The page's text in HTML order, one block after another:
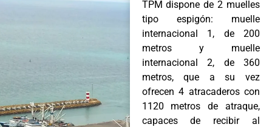
TPM dispone de 2 muelles
tipo espigón: muelle
internacional 1, de 200
metros y muelle
internacional 2, de 360
metros, que a su vez
ofrecen 4 atracaderos con
1120 metros de atraque,
capaces de recibir al